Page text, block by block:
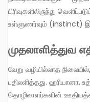
பிரிவுகளிலிருந்து
உள்ளுணர்வும் (instinct)
முதலாளித்துவ
வேறு வழியில்லாத நிலையில், முதலாளித்துவம் இந்த எழுச்சிக்கு
பதிலளித்தது. ஹரியானா,
தொழிலாளர்களின்